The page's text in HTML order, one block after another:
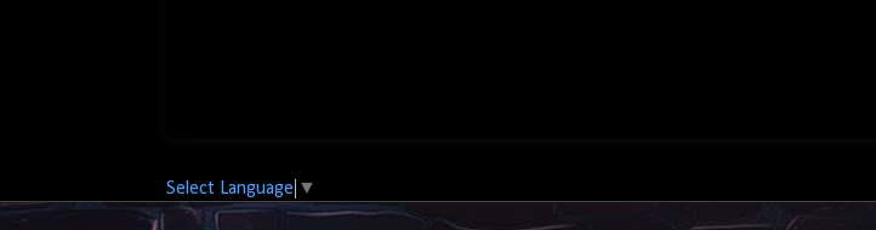
Select Language ▼